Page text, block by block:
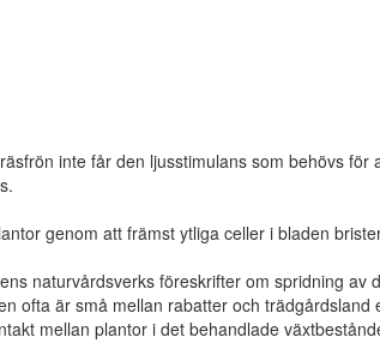
inte får den ljusstimulans som behövs
genom att främst ytliga celler i bladen
naturvårdsverks föreskrifter om spridning
ofta är små mellan rabatter och
mellan plantor i det behandlade